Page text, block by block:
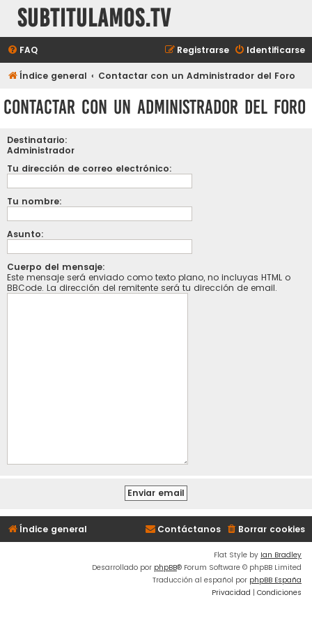
subtitulamos.tv
FAQ Identificarse
Registrarse
Índice general Contactar con un Administrador del Foro
Contactar con un Administrador del Foro
Destinatario:
Administrador
Tu dirección de correo electrónico:
Tu nombre:
Asunto:
Cuerpo del mensaje:
Este mensaje será enviado como texto plano, no incluyas HTML o
BBCode. La dirección del remitente será tu dirección de email.
Índice general Borrar cookies
Contáctanos
Flat Style by Ian Bradley
Desarrollado por phpBB® Forum Software © phpBB Limited
Traducción al español por phpBB España
Privacidad | Condiciones